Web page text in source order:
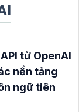
từ OpenAI
nền tảng
ngữ tiên